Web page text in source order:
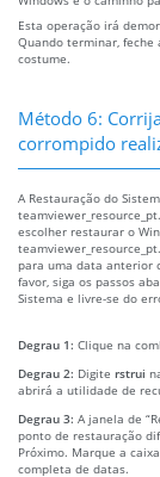
Esta operação irá
Quando terminar, feche
costume.
Método 6:
corrompido
A Restauração do
escolher restaurar o
para uma data anterior
favor, siga os passos
Sistema e livre-se do
Degrau 1: Clique na
Degrau 2: Digite rstrui
abrirá a utilidade de
Degrau 3: A janela de
ponto de restauração
Próximo. Marque a
completa de datas.